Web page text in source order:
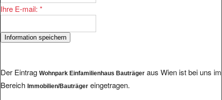
Ihre E-mail: *
Der Eintrag Wohnpark Einfamilienhaus Bauträger aus Wien ist bei uns im
Bereich Immobilien/Bauträger eingetragen.